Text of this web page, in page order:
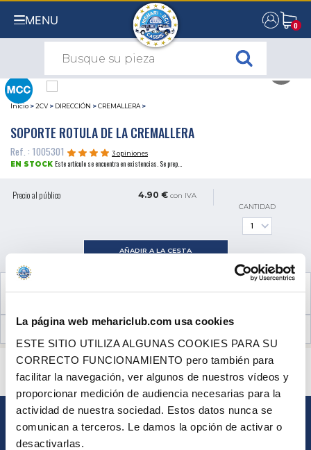
La página web mehariclub.com usa cookies
ESTE SITIO UTILIZA ALGUNAS COOKIES PARA SU
CORRECTO FUNCIONAMIENTO pero también para
facilitar la navegación, ver algunos de nuestros vídeos y
proporcionar medición de audiencia necesarias para la
actividad de nuestra sociedad. Estos datos nunca se
comunican a terceros. Le damos la opción de activar o
desactivarlas.
MENU 0
0
Inicio >2CV > DIRECCIÓN >CREMALLERA >
SOPORTE ROTULA DE LA CREMALLERA
Ref. : 1005301
3 opiniones
EN STOCK Este artículo se encuentra en existencias. Se prep...
Precio al público 4.90 € con IVA
CANTIDAD
AÑADIR A LA CESTA
OPINIONES DE CLIENTES (3)
¿ALGUNA PREGUNTA? ¿NECESITA AYUDA?
PÓNGASE EN CONTACTO CON NOSOTROS
BOLETÍN